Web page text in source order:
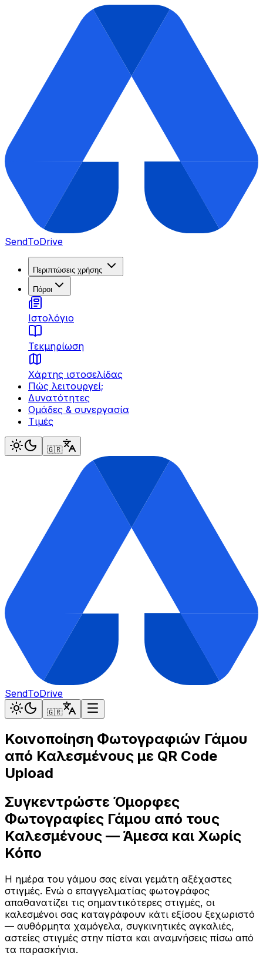
SendToDrive
Περιπτώσεις χρήσης
Πόροι
Ιστολόγιο
Τεκμηρίωση
Χάρτης ιστοσελίδας
Πώς λειτουργεί;
Δυνατότητες
Ομάδες & συνεργασία
Τιμές
🇬🇷
SendToDrive
🇬🇷
Κοινοποίηση Φωτογραφιών Γάμου
από Καλεσμένους με QR Code
Upload
Συγκεντρώστε Όμορφες
Φωτογραφίες Γάμου από τους
Καλεσμένους — Άμεσα και Χωρίς
Κόπο
Η ημέρα του γάμου σας είναι γεμάτη αξέχαστες
στιγμές. Ενώ ο επαγγελματίας φωτογράφος
απαθανατίζει τις σημαντικότερες στιγμές, οι
καλεσμένοι σας καταγράφουν κάτι εξίσου ξεχωριστό
— αυθόρμητα χαμόγελα, συγκινητικές αγκαλιές,
αστείες στιγμές στην πίστα και αναμνήσεις πίσω από
τα παρασκήνια.